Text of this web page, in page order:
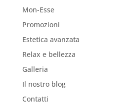
Mon-Esse
Promozioni
Estetica avanzata
Relax e bellezza
Galleria
Il nostro blog
Contatti